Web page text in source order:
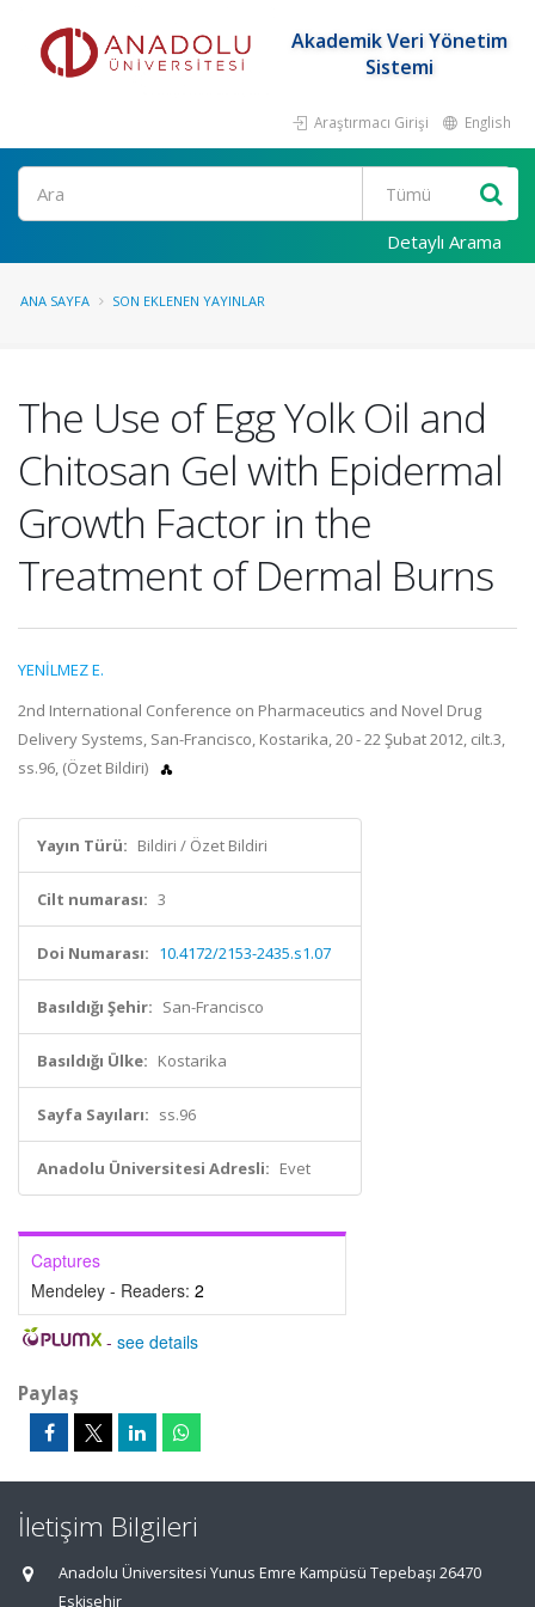
Akademik Veri Yönetim
Sistemi
Araştırmacı Girişi English
Ara
Detaylı Arama
ANA SAYFA SON EKLENEN YAYINLAR
The Use of Egg Yolk Oil and
Chitosan Gel with Epidermal
Growth Factor in the
Treatment of Dermal Burns
YENİLMEZ E.
2nd International Conference on Pharmaceutics and Novel Drug
Delivery Systems, San-Francisco, Kostarika, 20 - 22 Şubat 2012, cilt.3,
ss.96, (Özet Bildiri)
Yayın Türü: Bildiri / Özet Bildiri
Cilt numarası: 3
Doi Numarası: 10.4172/2153-2435.s1.07
Basıldığı Şehir: San-Francisco
Basıldığı Ülke: Kostarika
Sayfa Sayıları: ss.96
Anadolu Üniversitesi Adresli: Evet
Captures
Mendeley - Readers: 2
- see details
Paylaş
İletişim Bilgileri
Anadolu Üniversitesi Yunus Emre Kampüsü Tepebaşı 26470
Eskişehir